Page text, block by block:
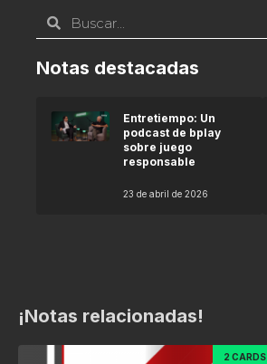
Notas destacadas
Entretiempo: Un
podcast de bplay
sobre juego
responsable
23 de abril de 2026
¡Notas relacionadas!
2 CARDS